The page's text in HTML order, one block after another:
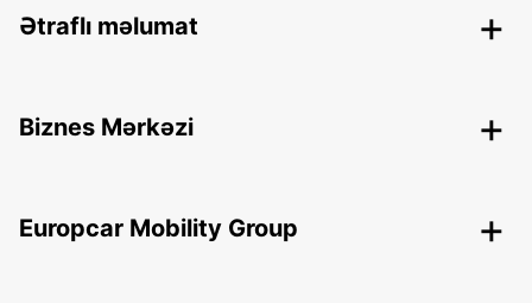
Ətraflı məlumat
Biznes Mərkəzi
Europcar Mobility Group